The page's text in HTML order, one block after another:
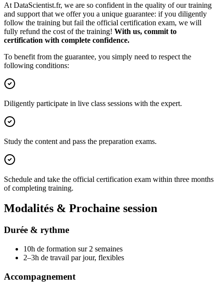
At DataScientist.fr, we are so confident in the quality of our training
and support that we offer you a unique guarantee: if you diligently
follow the training but fail the official certification exam, we will
fully refund the cost of the training! With us, commit to
certification with complete confidence.
To benefit from the guarantee, you simply need to respect the
following conditions:
Diligently participate in live class sessions with the expert.
Study the content and pass the preparation exams.
Schedule and take the official certification exam within three months
of completing training.
Modalités & Prochaine session
Durée & rythme
10h de formation sur 2 semaines
2–3h de travail par jour, flexibles
Accompagnement